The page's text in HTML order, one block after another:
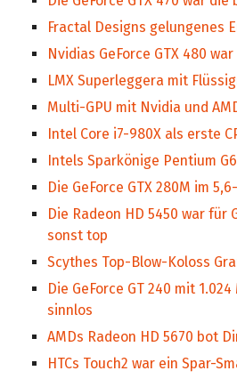
Fractal Designs gelungenes
Nvidias GeForce GTX 480
LMX Superleggera mit
Multi-GPU mit Nvidia und
Intel Core i7-980X als erste
Intels Sparkönige Pentium
Die GeForce GTX 280M im
Die Radeon HD 5450 war für
sonst top
Scythes Top-Blow-Koloss
Die GeForce GT 240 mit
sinnlos
AMDs Radeon HD 5670 bot
HTCs Touch2 war ein Spar-